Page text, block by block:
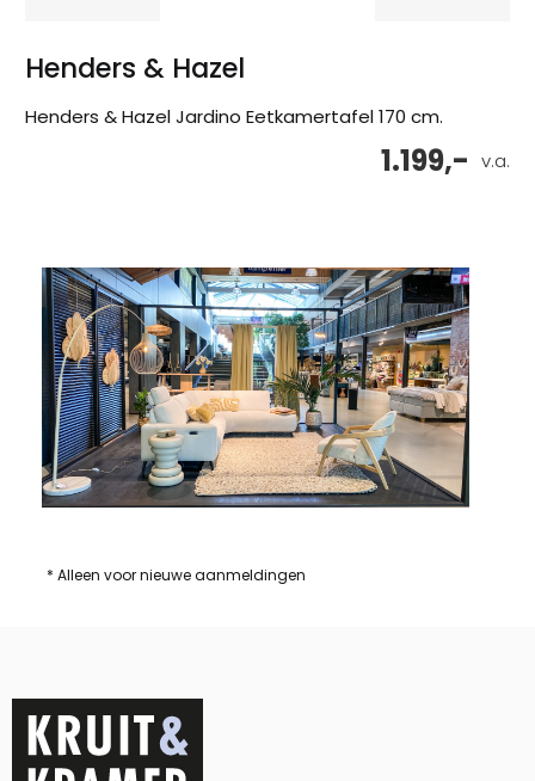
Henders & Hazel
Henders & Hazel Jardino Eetkamertafel 170 cm.
v.a.
1.199,-
* Alleen voor nieuwe aanmeldingen